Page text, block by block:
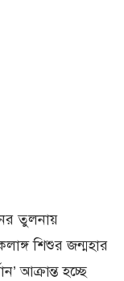
তুলনায়
শিশুর জন্মহার
আক্রান্ত হচ্ছে